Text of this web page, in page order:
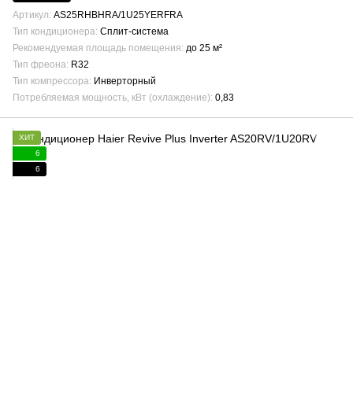
Артикул AS25RHBHRA/1U25YERFRA
Тип кондиционера Сплит-система
Рекомендуемая площадь помещения до 25 м²
Тип фреона R32
Тип компрессора Инверторный
Потребляемая мощность, кВт (охлаждение) 0,83
ХИТ
6
6